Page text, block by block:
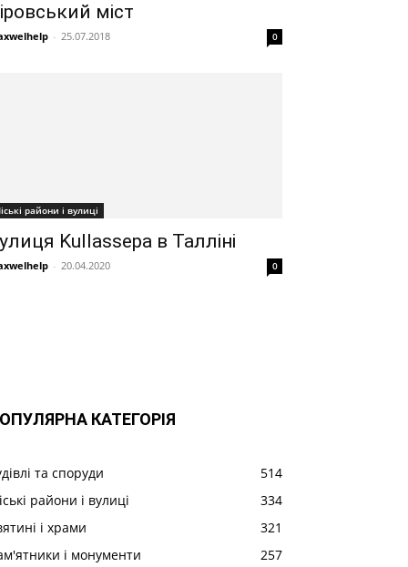
міст
- 25.07.2018 0
райони і вулиці
Kullassepa в Талліні
- 20.04.2020 0
КАТЕГОРІЯ
та споруди
514
райони і вулиці
334
і храми
321
і монументи
257